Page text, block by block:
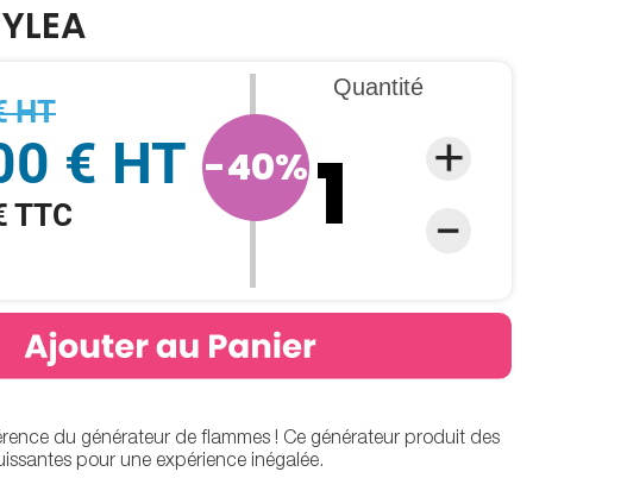
HT
€ HT
TTC
-40%
Quantité
du générateur de flammes ! Ce générateur produit des
pour une expérience inégalée.